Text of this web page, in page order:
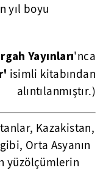
yıl boyu
Yayınları'nca
isimli kitabından
alıntılanmıştır.)
Kazakistan,
Orta Asyanın
yüzölçümlerin